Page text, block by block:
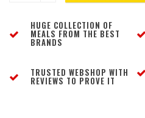
HUGE COLLECTION OF
MEALS FROM THE BEST
BRANDS
TRUSTED WEBSHOP WITH
REVIEWS TO PROVE IT